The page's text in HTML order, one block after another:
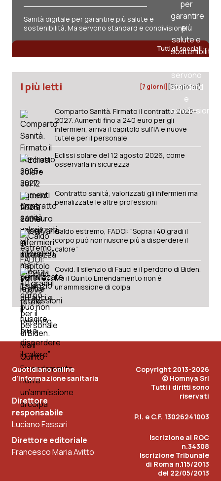
Sanità digitale per garantire più salute e
sostenibilità. Ma servono standard e condivisione
Tutti gli speciali
I più letti [7 giorni] [30 giorni]
Comparto Sanità. Firmato il contratto 2025-
2027. Aumenti fino a 240 euro per gli
infermieri, arriva il capitolo sull'IA e nuove
tutele per il personale
Eclissi solare del 12 agosto 2026, come
osservarla in sicurezza
Contratto sanità, valorizzati gli infermieri ma
penalizzate le altre professioni
Caldo estremo, FADOI: “Sopra i 40 gradi il
corpo può non riuscire più a disperdere il
calore”
Covid. Il silenzio di Fauci e il perdono di Biden.
Ma il Quinto Emendamento non è
un’ammissione di colpa
Quotidiano online
d'informazione sanitaria
Direttore
responsabile
Luciano Fassari
Direttore editoriale
Francesco Maria Avitto
Copyright 2013-2026
© Homnya Srl
Tutti i diritti sono
riservati
P.I. e C.F. 13026241003
Iscrizione al ROC
n.34308
Iscrizione Tribunale
di Roma n.115/2013
del 22/05/2013